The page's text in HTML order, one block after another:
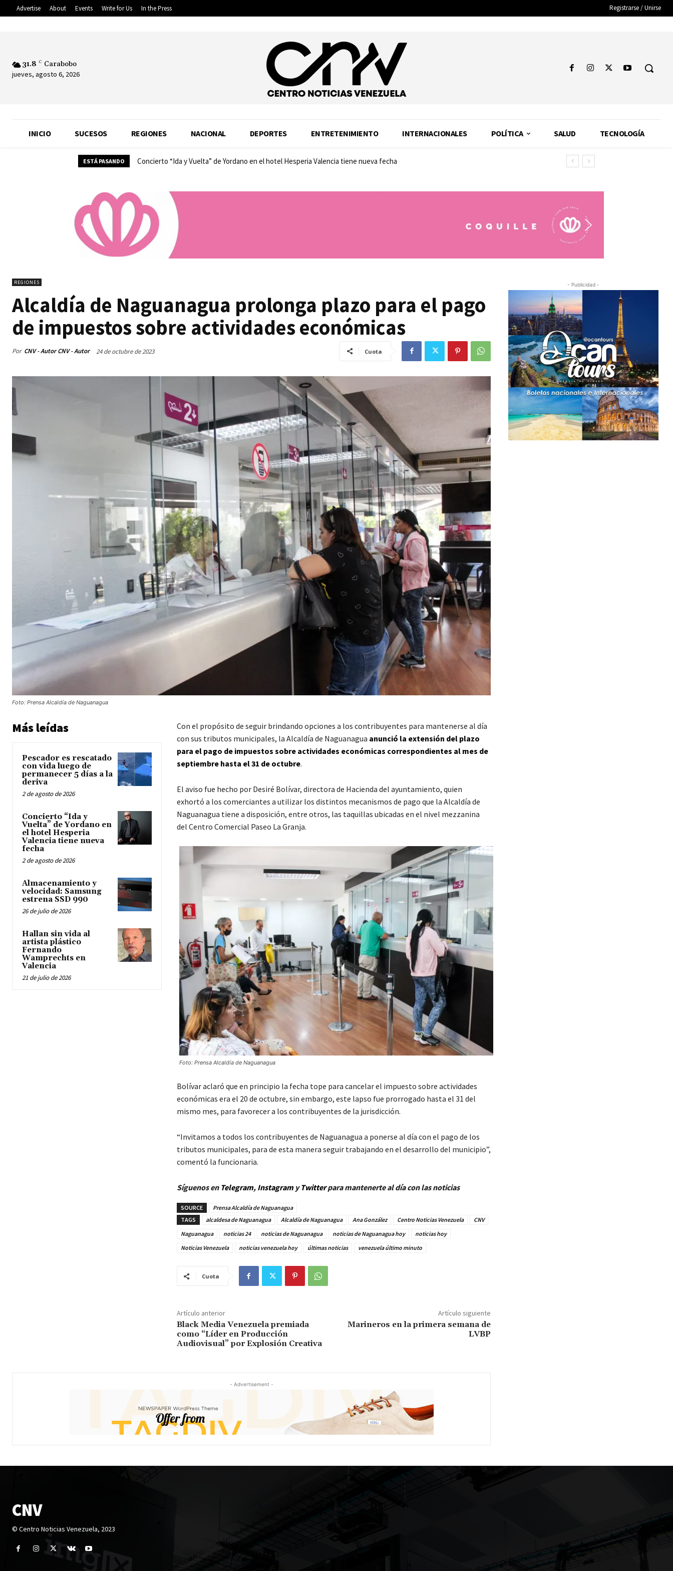
Advertise About Events Write for Us In the Press Registrarse / Unirse
31.8 C Carabobo
jueves, agosto 6, 2026
INICIO SUCESOS REGIONES NACIONAL DEPORTES ENTRETENIMIENTO INTERNACIONALES POLÍTICA SALUD TECNOLOGÍA
ESTÁ PASANDO Concierto “Ida y Vuelta” de Yordano en el hotel Hesperia Valencia tiene nueva fecha
REGIONES
Alcaldía de Naguanagua prolonga plazo para el pago
de impuestos sobre actividades económicas
Por CNV - Autor CNV - Autor 24 de octubre de 2023 Cuota
Foto: Prensa Alcaldía de Naguanagua
Más leídas
Pescador es rescatado
con vida luego de
permanecer 5 días a la
deriva
2 de agosto de 2026
Concierto “Ida y
Vuelta” de Yordano en
el hotel Hesperia
Valencia tiene nueva
fecha
2 de agosto de 2026
Almacenamiento y
velocidad: Samsung
estrena SSD 990
26 de julio de 2026
Hallan sin vida al
artista plástico
Fernando
Wamprechts en
Valencia
21 de julio de 2026
Con el propósito de seguir brindando opciones a los contribuyentes para mantenerse al día
con sus tributos municipales, la Alcaldía de Naguanagua anunció la extensión del plazo
para el pago de impuestos sobre actividades económicas correspondientes al mes de
septiembre hasta el 31 de octubre.
El aviso fue hecho por Desiré Bolívar, directora de Hacienda del ayuntamiento, quien
exhortó a los comerciantes a utilizar los distintos mecanismos de pago que la Alcaldía de
Naguanagua tiene a disposición, entre otros, las taquillas ubicadas en el nivel mezzanina
del Centro Comercial Paseo La Granja.
Foto: Prensa Alcaldía de Naguanagua
Bolívar aclaró que en principio la fecha tope para cancelar el impuesto sobre actividades
económicas era el 20 de octubre, sin embargo, este lapso fue prorrogado hasta el 31 del
mismo mes, para favorecer a los contribuyentes de la jurisdicción.
“Invitamos a todos los contribuyentes de Naguanagua a ponerse al día con el pago de los
tributos municipales, para de esta manera seguir trabajando en el desarrollo del municipio”,
comentó la funcionaria.
Síguenos en Telegram, InstagramyTwitterpara mantenerte al día con las noticias
SOURCE
Prensa Alcaldía de Naguanagua
TAGS
alcaldesa de Naguanagua Alcaldía de Naguanagua Ana González Centro Noticias Venezuela
CNV
Naguanagua
noticias 24 noticias de Naguanagua noticias de Naguanagua hoy
noticias hoy
Noticias Venezuela
noticias venezuela hoy últimas noticias venezuela último minuto
Cuota
Artículo anterior
Black Media Venezuela premiada
como “Líder en Producción
Audiovisual” por Explosión Creativa
Artículo siguiente
Marineros en la primera semana de
LVBP
- Advertisement -
- Publicidad -
CNV
© Centro Noticias Venezuela, 2023